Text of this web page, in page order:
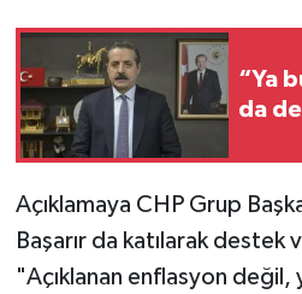
“Ya
da
Açıklamaya CHP Grup
Başarır da katılarak destek
"Açıklanan enflasyon değil,